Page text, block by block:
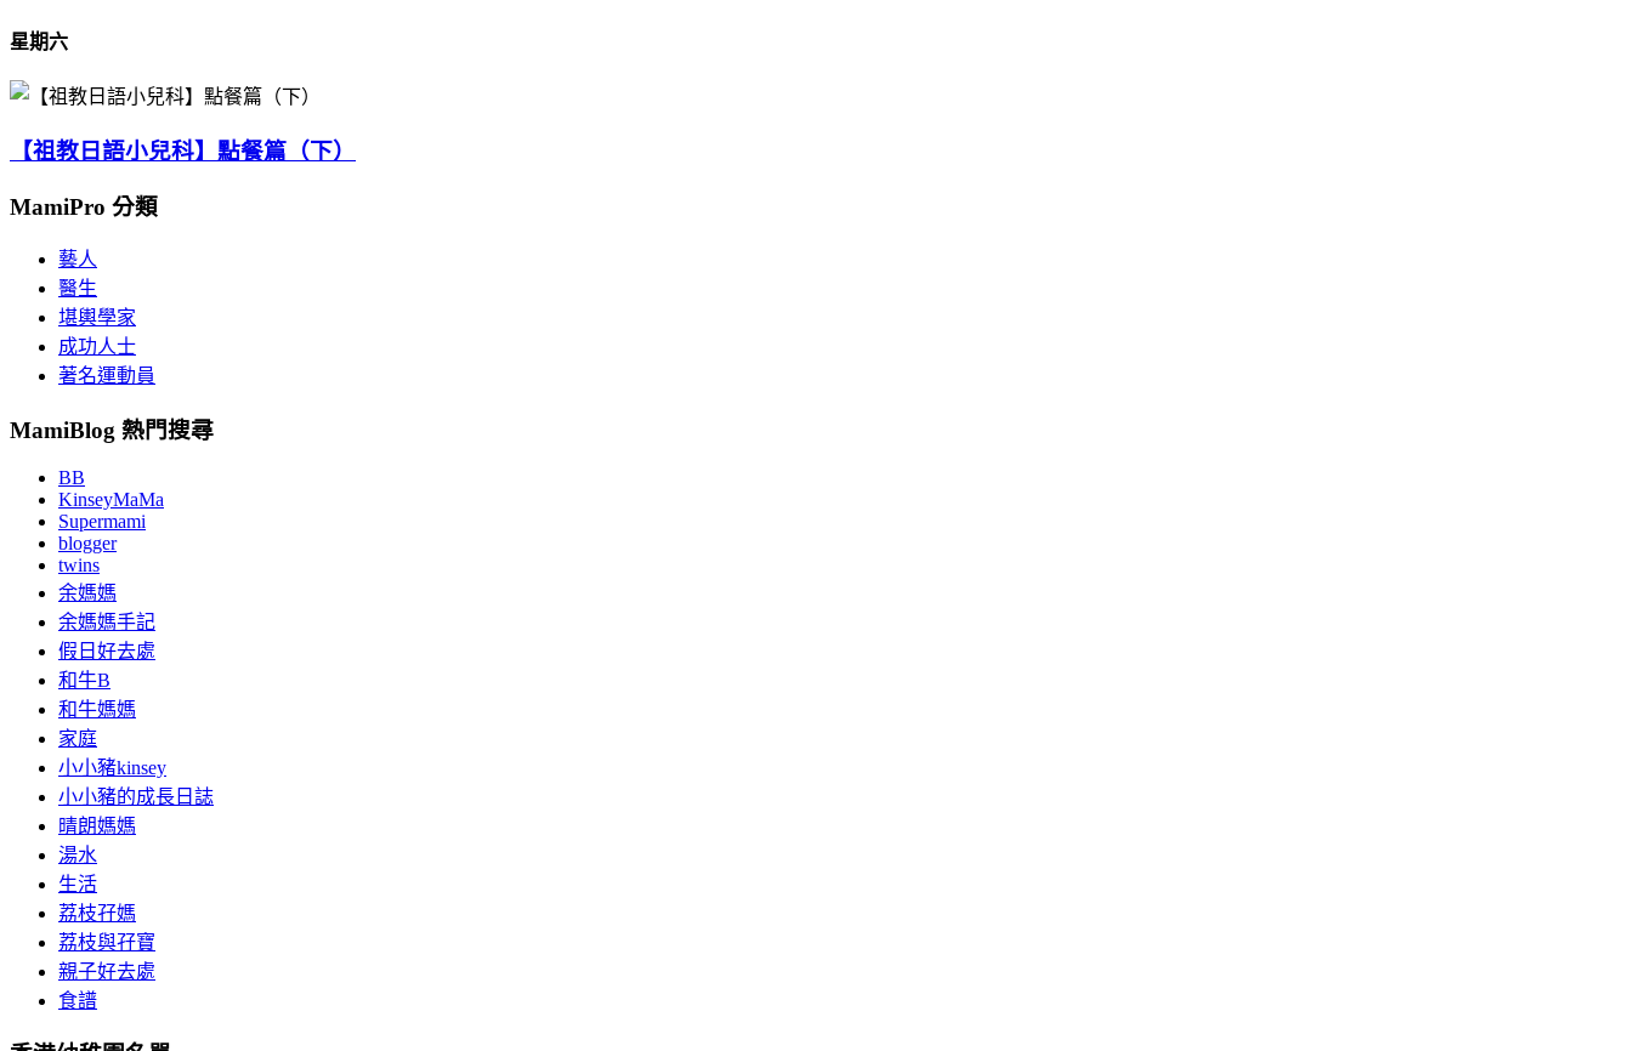
星期六
【祖教日語小兒科】點餐篇（下）
MamiPro 分類
藝人
醫生
堪輿學家
成功人士
著名運動員
MamiBlog 熱門搜尋
BB
KinseyMaMa
Supermami
blogger
twins
余媽媽
余媽媽手記
假日好去處
和牛B
和牛媽媽
家庭
小小豬kinsey
小小豬的成長日誌
晴朗媽媽
湯水
生活
荔枝孖媽
荔枝與孖寶
親子好去處
食譜